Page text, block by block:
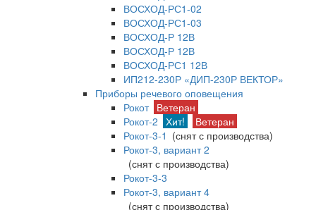
ВОСХОД-РС1-02
ВОСХОД-РС1-03
ВОСХОД-Р 12В
ВОСХОД-Р 12В
ВОСХОД-РС1 12В
ИП212-230Р «ДИП-230Р ВЕКТОР»
Приборы речевого оповещения
Рокот Ветеран
Рокот-2 Хит!
Ветеран
Рокот-3-1 (снят с производства)
Рокот-3, вариант 2
(снят с производства)
Рокот-3-3
Рокот-3, вариант 4
(снят с производства)